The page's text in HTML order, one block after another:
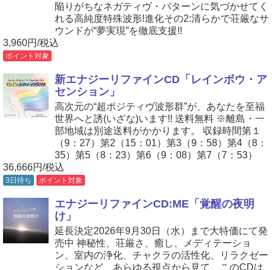
陥りがちなネガティヴ・パターンに気づかせてく
れる高純度特殊波形!進化その2:清らかで荘厳なサ
ウンドが“夢実現”を徹底支援!!
3,960円/税込
ポイント対象
新エナジーリファインCD「レインボウ・ア
センション」
高次元の“超ポジティヴ波形群”が、あなたを至福
世界へと誘(いざな)います!! 送料無料 ※離島・一
部地域は別途送料がかかります。 収録時間第１
（9：27）第2（15：01）第3（9：58）第4（8：
35）第5（8：23）第6（9：08）第7（7：53）
36,666円/税込
3日待ち ポイント対象
エナジーリファインCD:ME「覚醒の夜明
け」
延長決定2026年9月30日（水）まで大特価にて発
売中 神秘性、荘厳さ、癒し、メディテーショ
ン、室内の浄化、チャクラの活性化、リラクゼー
ションなど、あらゆる視点から見て、このCDは